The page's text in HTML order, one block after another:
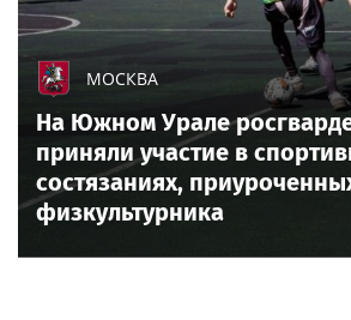
МОСКВА
На Южном Урале
приняли участие в
состязаниях,
физкультурника